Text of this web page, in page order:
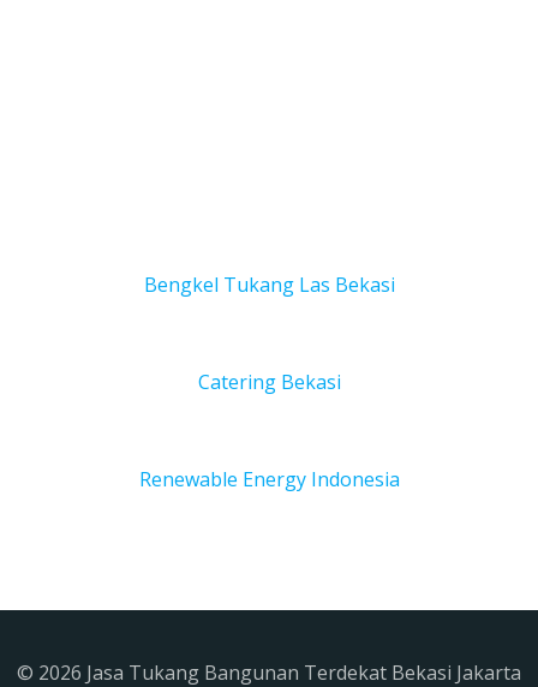
Bengkel Tukang Las Bekasi
Catering Bekasi
Renewable Energy Indonesia
© 2026 Jasa Tukang Bangunan Terdekat Bekasi Jakarta